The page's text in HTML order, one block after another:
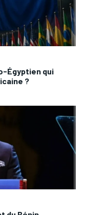
Égyptien qui
?